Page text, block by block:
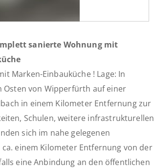
sanierte Wohnung mit
Marken-Einbauküche ! Lage: In
von Wipperfürth auf einer
in einem Kilometer Entfernung zur
Schulen, weitere infrastrukturellen
sich im nahe gelegenen
einem Kilometer Entfernung von der
eine Anbindung an den öffentlichen